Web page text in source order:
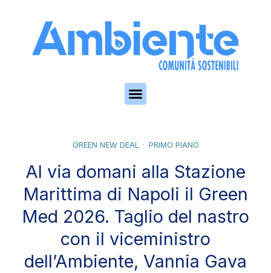
GREEN NEW DEAL PRIMO PIANO
Al via domani alla Stazione
Marittima di Napoli il Green
Med 2026. Taglio del nastro
con il viceministro
dell’Ambiente, Vannia Gava